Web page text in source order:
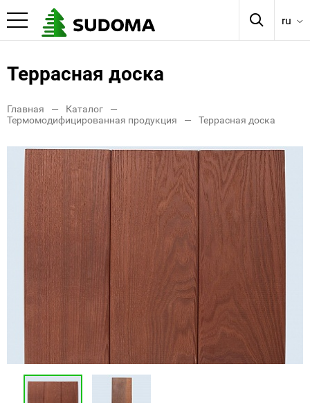
ru
Террасная доска
Главная
Каталог
Термомодифицированная продукция
Террасная доска